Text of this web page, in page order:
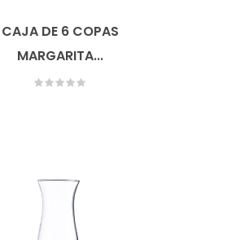
CAJA DE 6 COPAS
MARGARITA...